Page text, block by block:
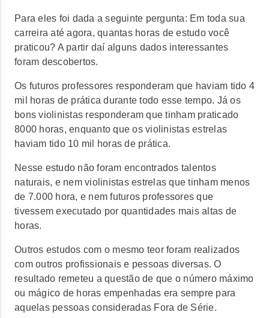
Para eles foi dada a seguinte pergunta: Em toda sua
carreira até agora, quantas horas de estudo você
praticou? A partir daí alguns dados interessantes
foram descobertos.
Os futuros professores responderam que haviam tido 4
mil horas de prática durante todo esse tempo. Já os
bons violinistas responderam que tinham praticado
8000 horas, enquanto que os violinistas estrelas
haviam tido 10 mil horas de prática.
Nesse estudo não foram encontrados talentos
naturais, e nem violinistas estrelas que tinham menos
de 7.000 hora, e nem futuros professores que
tivessem executado por quantidades mais altas de
horas.
Outros estudos com o mesmo teor foram realizados
com outros profissionais e pessoas diversas. O
resultado remeteu a questão de que o número máximo
ou mágico de horas empenhadas era sempre para
aquelas pessoas consideradas Fora de Série.